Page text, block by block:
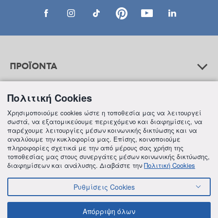
ΠΡΟΪΟΝΤΑ
ΒΟΗΘΕΙΑ
ΠΛΗΡΟΦΟΡΙΕΣ
© 2018 FREZYDERM A.B.Ε.E. ALL RIGHTS RESERVED
ΠΟΛΙΤΙΚΗ ΕΣΩΤΕΡΙΚΩΝ ΑΝΑΦΟΡΩΝ & ΚΑΤΑΓΓΕΛΙΩΝ (Ν. 4990/22)
Πολιτική Cookies
Χρησιμοποιούμε cookies ώστε η τοποθεσία μας να λειτουργεί
σωστά, να εξατομικεύουμε περιεχόμενο και διαφημίσεις, να
παρέχουμε λειτουργίες μέσων κοινωνικής δικτύωσης και να
αναλύουμε την κυκλοφορία μας. Επίσης, κοινοποιούμε
πληροφορίες σχετικά με την από μέρους σας χρήση της
τοποθεσίας μας στους συνεργάτες μέσων κοινωνικής δικτύωσης,
διαφημίσεων και ανάλυσης. Διαβάστε την Πολιτική Cookies
Ρυθμίσεις Cookies
Απόρριψη όλων